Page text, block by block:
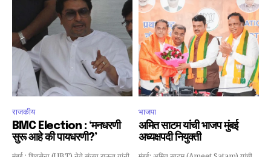
SUBSCRIBE
I've read and accept the Privacy Policy
राजकीय
BMC Election : ‘मनधरणी
सुरू आहे की पायधरणी?’
भाजपा
अमित साटम यांची भाजप मुंबई
अध्यक्षपदी नियुक्ती